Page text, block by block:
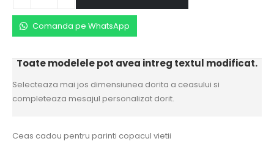
Comanda pe WhatsApp
Toate modelele pot avea intreg textul modificat.
Selecteaza mai jos dimensiunea dorita a ceasului si
completeaza mesajul personalizat dorit.
Ceas cadou pentru parinti copacul vietii